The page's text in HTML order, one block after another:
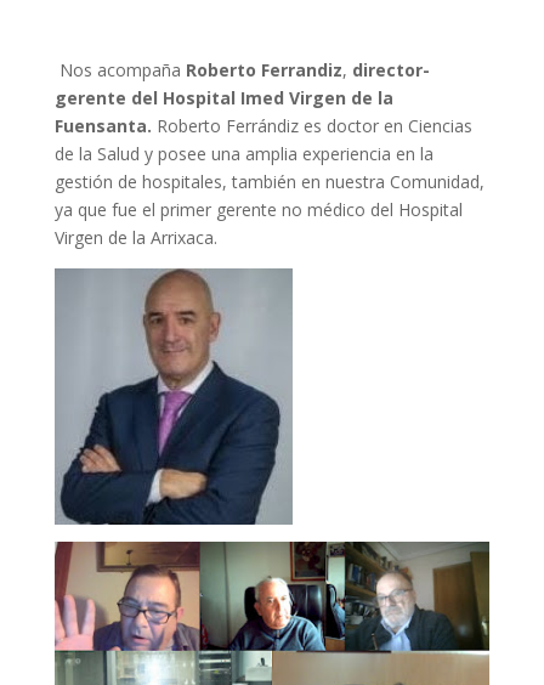
Nos acompaña Roberto Ferrandiz, director-
gerente del Hospital Imed Virgen de la
Fuensanta. Roberto Ferrándiz es doctor en Ciencias
de la Salud y posee una amplia experiencia en la
gestión de hospitales, también en nuestra Comunidad,
ya que fue el primer gerente no médico del Hospital
Virgen de la Arrixaca.